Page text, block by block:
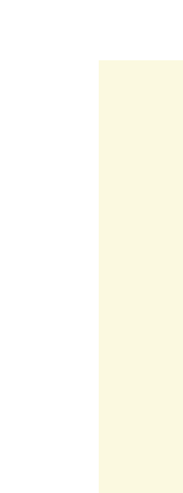
starten